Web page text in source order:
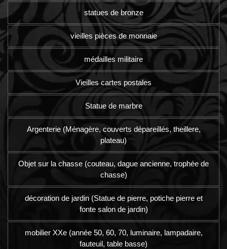
statues de bronze
vieilles pièces de monnaie
médailles militaire
Vieilles cartes postales
Statue de marbre
Argenterie (Ménagère, couverts dépareillés, theillere,
plateau)
Objet sur la chasse (couteau, dague ancienne, trophée de
chasse)
décoration de jardin (Statue de pierre, potiche pierre et
fonte salon de jardin)
mobilier XXe (année 50, 60, 70, luminaire, lampadaire,
fauteuil, table basse)